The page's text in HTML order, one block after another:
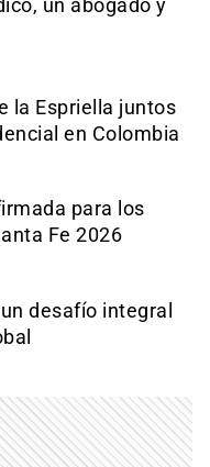
un abogado y
la Espriella juntos
en Colombia
para los
Fe 2026
desafío integral